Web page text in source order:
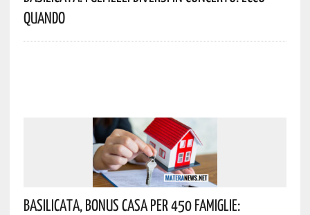
Quando
Basilicata, Bonus Casa Per 450 Famiglie: